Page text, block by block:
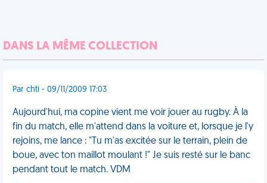
DANS LA MÊME COLLECTION
Par chti - 09/11/2009 17:03
Aujourd'hui, ma copine vient me voir jouer au rugby. À la
fin du match, elle m'attend dans la voiture et, lorsque je l'y
rejoins, me lance : "Tu m'as excitée sur le terrain, plein de
boue, avec ton maillot moulant !" Je suis resté sur le banc
pendant tout le match. VDM